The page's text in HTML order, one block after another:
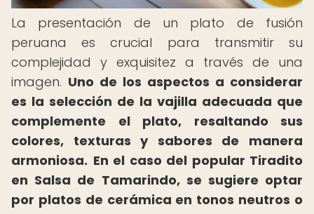
La presentación de un plato de fusión
peruana es crucial para transmitir su
complejidad y exquisitez a través de una
imagen. Uno de los aspectos a considerar
es la selección de la vajilla adecuada que
complemente el plato, resaltando sus
colores, texturas y sabores de manera
armoniosa. En el caso del popular Tiradito
en Salsa de Tamarindo, se sugiere optar
por platos de cerámica en tonos neutros o